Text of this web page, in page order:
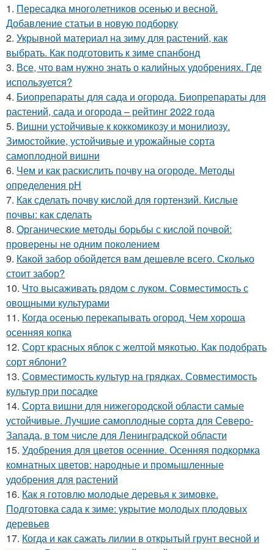
1. Пересадка многолетников осенью и весной.
Добавление статьи в новую подборку
2. Укрывной материал на зиму для растений, как
выбрать. Как подготовить к зиме спанбонд
3. Все, что вам нужно знать о калийных удобрениях. Где
используется?
4. Биопрепараты для сада и огорода. Биопрепараты для
растений, сада и огорода – рейтинг 2022 года
5. Вишни устойчивые к коккомикозу и монилиозу.
Зимостойкие, устойчивые и урожайные сорта
самоплодной вишни
6. Чем и как раскислить почву на огороде. Методы
определения рН
7. Как сделать почву кислой для гортензий. Кислые
почвы: как сделать
8. Органические методы борьбы с кислой почвой:
проверены не одним поколением
9. Какой забор обойдется вам дешевле всего. Сколько
стоит забор?
10. Что высаживать рядом с луком. Совместимость с
овощными культурами
11. Когда осенью перекапывать огород. Чем хороша
осенняя копка
12. Сорт красных яблок с желтой мякотью. Как подобрать
сорт яблони?
13. Совместимость культур на грядках. Совместимость
культур при посадке
14. Сорта вишни для нижегородской области самые
устойчивые. Лучшие самоплодные сорта для Северо-
Запада, в том числе для Ленинградской области
15. Удобрения для цветов осенние. Осенняя подкормка
комнатных цветов: народные и промышленные
удобрения для растений
16. Как я готовлю молодые деревья к зимовке.
Подготовка сада к зиме: укрытие молодых плодовых
деревьев
17. Когда и как сажать лилии в открытый грунт весной и